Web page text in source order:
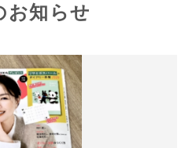
お知らせ